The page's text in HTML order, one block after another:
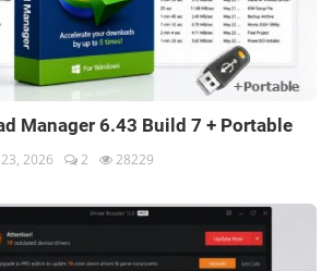
Manager 6.43 Build 7 + Portable
23, 2026 2 28229